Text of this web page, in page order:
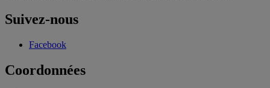
Suivez-nous
Facebook
Coordonnées